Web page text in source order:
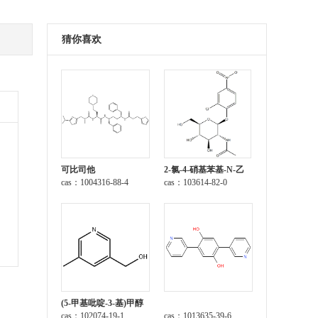
猜你喜欢
可比司他
cas：1004316-88-4
2-氯-4-硝基苯基-N-乙
酰-β-D-氨基葡萄糖苷
cas：103614-82-0
(5-甲基吡啶-3-基)甲醇
cas：102074-19-1
cas：1013635-39-6